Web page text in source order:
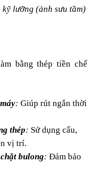
lưỡng (ảnh sưu tầm)
bằng thép tiền chế
: Giúp rút ngắn thời
thép: Sử dụng cẩu,
vị trí.
bulong: Đảm bảo